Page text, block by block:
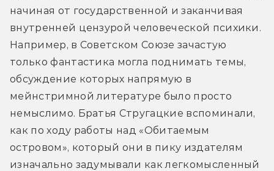
начиная от государственной и заканчивая
внутренней цензурой человеческой психики.
Например, в Советском Союзе зачастую
только фантастика могла поднимать темы,
обсуждение которых напрямую в
мейнстримной литературе было просто
немыслимо. Братья Стругацкие вспоминали,
как по ходу работы над «Обитаемым
островом», который они в пику издателям
изначально задумывали как легкомысленный